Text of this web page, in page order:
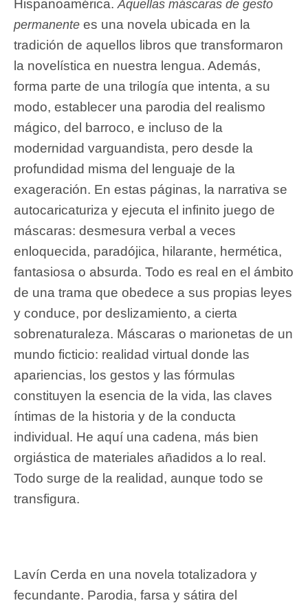
Hispanoamérica. Aquellas máscaras de gesto
permanente es una novela ubicada en la
tradición de aquellos libros que transformaron
la novelística en nuestra lengua. Además,
forma parte de una trilogía que intenta, a su
modo, establecer una parodia del realismo
mágico, del barroco, e incluso de la
modernidad varguandista, pero desde la
profundidad misma del lenguaje de la
exageración. En estas páginas, la narrativa se
autocaricaturiza y ejecuta el infinito juego de
máscaras: desmesura verbal a veces
enloquecida, paradójica, hilarante, hermética,
fantasiosa o absurda. Todo es real en el ámbito
de una trama que obedece a sus propias leyes
y conduce, por deslizamiento, a cierta
sobrenaturaleza. Máscaras o marionetas de un
mundo ficticio: realidad virtual donde las
apariencias, los gestos y las fórmulas
constituyen la esencia de la vida, las claves
íntimas de la historia y de la conducta
individual. He aquí una cadena, más bien
orgiástica de materiales añadidos a lo real.
Todo surge de la realidad, aunque todo se
transfigura.
Lavín Cerda en una novela totalizadora y
fecundante. Parodia, farsa y sátira del